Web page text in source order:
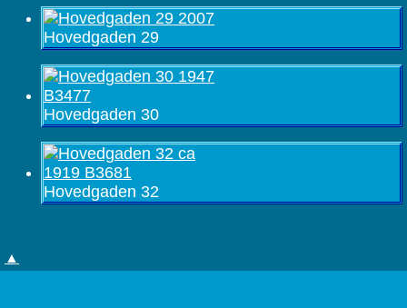
Hovedgaden 29
Hovedgaden 30
Hovedgaden 32
▲